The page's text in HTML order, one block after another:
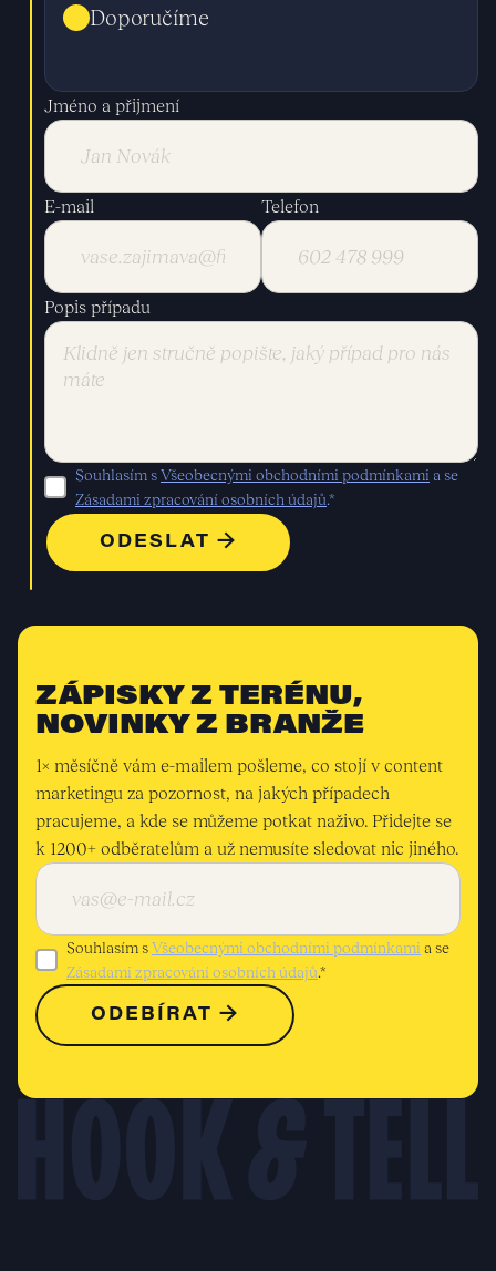
Doporučíme
Jméno a přijmení
E-mail Telefon
Popis případu
Souhlasím sVšeobecnými obchodními podmínkami a se
Zásadami zpracování osobních údajů.*
ZÁPISKY Z TERÉNU,
NOVINKY Z BRANŽE
1× měsíčně vám e-mailem pošleme, co stojí v content
marketingu za pozornost, na jakých případech
pracujeme, a kde se můžeme potkat naživo. Přidejte se
k 1200+ odběratelům a už nemusíte sledovat nic jiného.
Souhlasím sVšeobecnými obchodními podmínkami a se
Zásadami zpracování osobních údajů.*